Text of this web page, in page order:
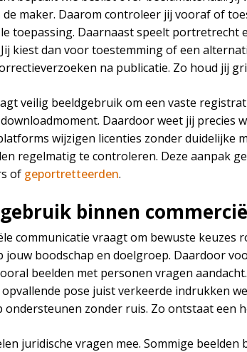
de maker. Daarom controleer jij vooraf of
toepassing. Daarnaast speelt
kiest dan voor toestemming of een
na publicatie. Zo houd jij
veilig beeldgebruik om een vaste
Daardoor weet jij precies
wijzigen licenties zonder duidelijke
regelmatig te controleren. Deze aanpak
of geportretteerden.
binnen
communicatie vraagt om bewuste keuzes
jouw boodschap en doelgroep. Daardoor
beelden met personen vragen
pose juist verkeerde indrukken
ondersteunen zonder ruis. Zo ontstaat een
juridische vragen mee. Sommige